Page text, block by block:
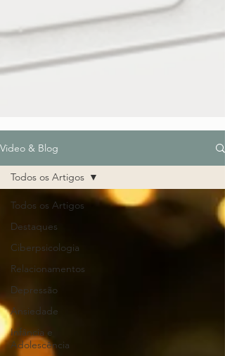
Video & Blog
Todos os Artigos
Destaques
Ciberpsicologia
Relacionamentos
Depressão
Ansiedade
Infância e
Adolescência
Todos os Artigos